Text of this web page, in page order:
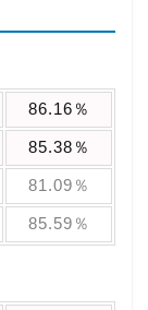
86.16％
85.38％
81.09％
85.59％